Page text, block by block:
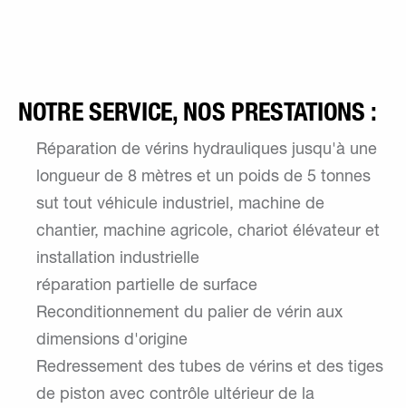
NOTRE SERVICE, NOS PRESTATIONS :
Réparation de vérins hydrauliques jusqu'à une
longueur de 8 mètres et un poids de 5 tonnes
sut tout véhicule industriel, machine de
chantier, machine agricole, chariot élévateur et
installation industrielle
réparation partielle de surface
Reconditionnement du palier de vérin aux
dimensions d'origine
Redressement des tubes de vérins et des tiges
de piston avec contrôle ultérieur de la